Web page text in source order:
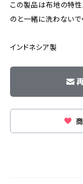
この製品は布地の特
のと一緒に洗わないで
インドネシア製